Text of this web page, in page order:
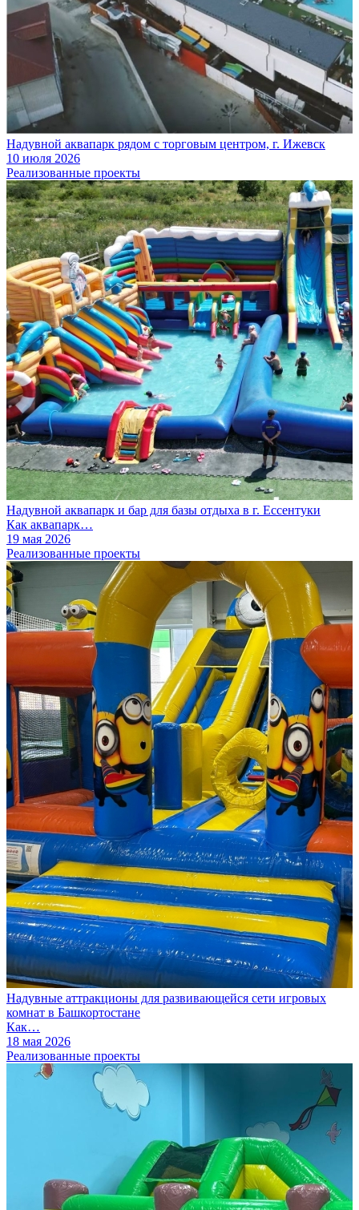
Надувной аквапарк рядом с торговым центром, г. Ижевск
10 июля 2026
Реализованные проекты
Надувной аквапарк и бар для базы отдыха в г. Ессентуки
Как аквапарк…
19 мая 2026
Реализованные проекты
Надувные аттракционы для развивающейся сети игровых
комнат в Башкортостане
Как…
18 мая 2026
Реализованные проекты